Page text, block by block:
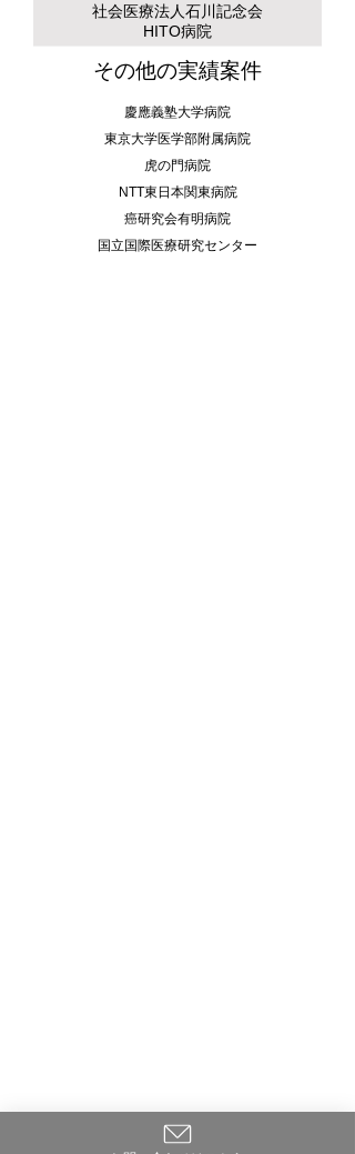
社会医療法人石川記念会
HITO病院
その他の実績案件
慶應義塾大学病院
東京大学医学部附属病院
虎の門病院
NTT東日本関東病院
癌研究会有明病院
国立国際医療研究センター